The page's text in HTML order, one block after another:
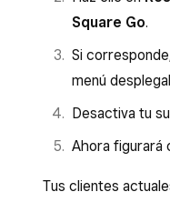
Square Go.
Si
menú
Desactiva tu
Ahora figurará
Tus clientes